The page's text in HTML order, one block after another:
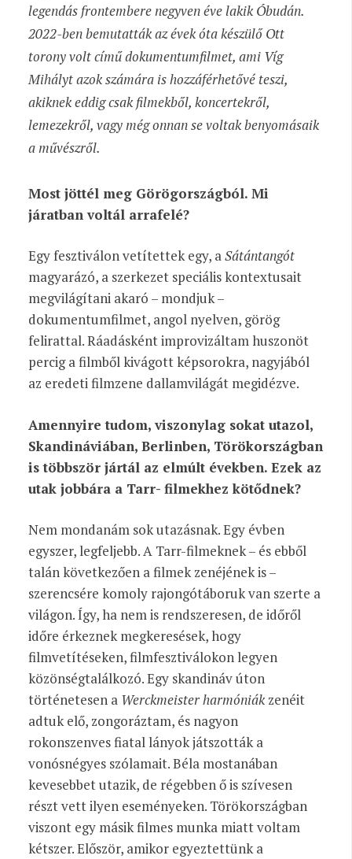
legendás frontembere negyven éve lakik Óbudán.
2022-ben bemutatták az évek óta készülő Ott
torony volt című dokumentumfilmet, ami Víg
Mihályt azok számára is hozzáférhetővé teszi,
akiknek eddig csak filmekből, koncertekről,
lemezekről, vagy még onnan se voltak benyomásaik
a művészről.
Most jöttél meg Görögországból. Mi
járatban voltál arrafelé?
Egy fesztiválon vetítettek egy, aSátántangót
magyarázó, a szerkezet speciális kontextusait
megvilágítani akaró – mondjuk –
dokumentumfilmet, angol nyelven, görög
felirattal. Ráadásként improvizáltam huszonöt
percig a filmből kivágott képsorokra, nagyjából
az eredeti filmzene dallamvilágát megidézve.
Amennyire tudom, viszonylag sokat utazol,
Skandináviában, Berlinben, Törökországban
is többször jártál az elmúlt években. Ezek az
utak jobbára a Tarr- filmekhez kötődnek?
Nem mondanám sok utazásnak. Egy évben
egyszer, legfeljebb. A Tarr-filmeknek – és ebből
talán következően a filmek zenéjének is –
szerencsére komoly rajongótáboruk van szerte a
világon. Így, ha nem is rendszeresen, de időről
időre érkeznek megkeresések, hogy
filmvetítéseken, filmfesztiválokon legyen
közönségtalálkozó. Egy skandináv úton
történetesen a Werckmeister harmóniák zenéit
adtuk elő, zongoráztam, és nagyon
rokonszenves fiatal lányok játszották a
vonósnégyes szólamait. Béla mostanában
kevesebbet utazik, de régebbenő is szívesen
részt vett ilyen eseményeken. Törökországban
viszont egy másik filmes munka miatt voltam
kétszer. Először, amikor egyeztettünk a